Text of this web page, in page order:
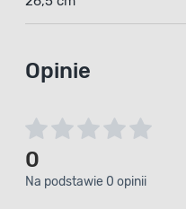
Opinie
0
Na podstawie 0 opinii